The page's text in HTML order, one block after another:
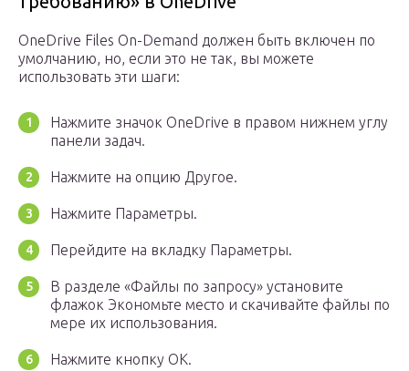
OneDrive Files On-Demand должен быть включен по
умолчанию, но, если это не так, вы можете
использовать эти шаги:
Нажмите значок OneDrive в правом нижнем углу
панели задач.
Нажмите на опцию Другое.
Нажмите Параметры.
Перейдите на вкладку Параметры.
В разделе «Файлы по запросу» установите
флажок Экономьте место и скачивайте файлы по
мере их использования.
Нажмите кнопку ОК.